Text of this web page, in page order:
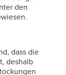
den
dass die
deshalb